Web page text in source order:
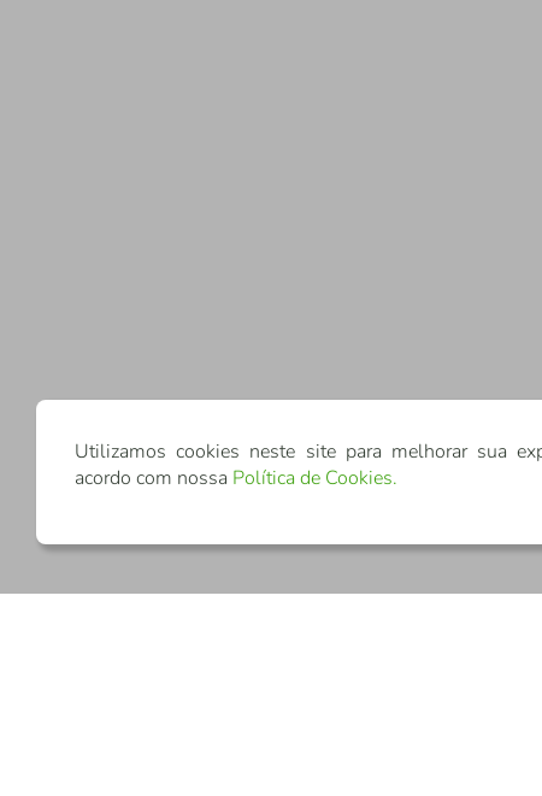
Utilizamos cookies neste site para melhorar sua
acordo com nossa Política de Cookies.